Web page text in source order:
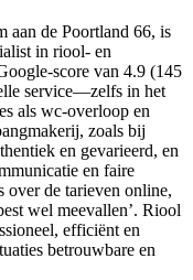
aan de Poortland 66, is
in riool- en
score van 4.9 (145
service—zelfs in het
als wc-overloop en
zoals bij
en gevarieerd, en
en faire
over de tarieven online,
wel meevallen’. Riool
efficiënt en
betrouwbare en